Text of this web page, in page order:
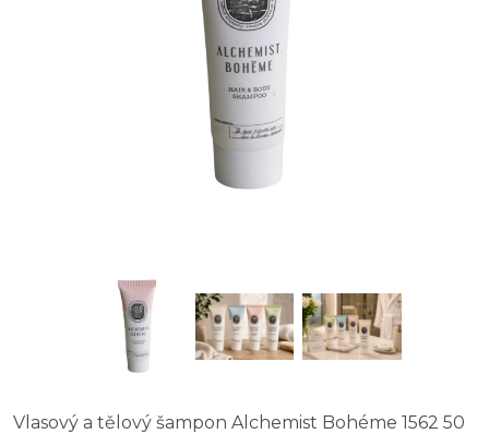
Vlasový a tělový šampon Alchemist Bohéme 1562 50